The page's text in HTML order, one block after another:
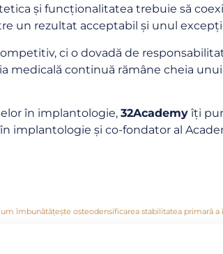
și funcționalitatea trebuie să
un rezultat acceptabil și unul
ci o dovadă de
medicală continuă rămâne cheia
în implantologie, 32Academy îți
implantologie și co-fondator al
îmbunătățește osteodensificarea stabilitatea primară